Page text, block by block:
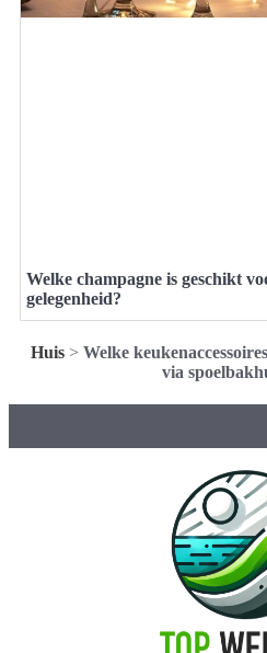
Welke champagne is geschikt
gelegenheid?
Huis> Welke
via